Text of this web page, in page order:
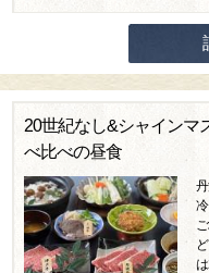
20世紀なし&シャインマ
べ比べの昼食